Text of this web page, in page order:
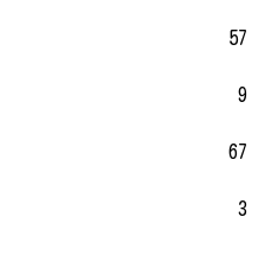
57
9
67
3